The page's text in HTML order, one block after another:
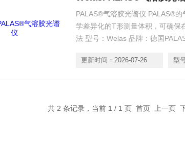
PALAS®气溶胶光谱仪 PALAS®
学差异化的T形测量体积，可确保
法 型号：Welas 品牌：德国
度和稳定性高，易于操作，坚固且
更新时间： 2026-07-26 型
共 2 条记录，当前 1 / 1 页 首页 上一页